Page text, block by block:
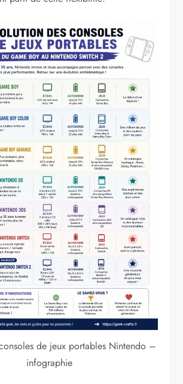
de jeux portables Nintendo –
infographie